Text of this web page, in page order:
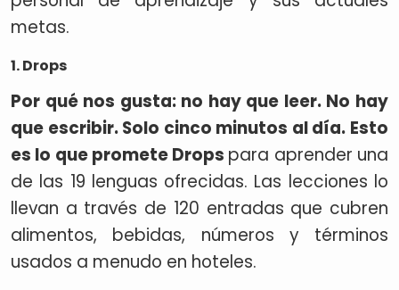
metas.
1. Drops
Por qué nos gusta: no hay que leer. No hay
que escribir. Solo cinco minutos al día. Esto
es lo que promete Drops para aprender una
de las 19 lenguas ofrecidas. Las lecciones lo
llevan a través de 120 entradas que cubren
alimentos, bebidas, números y términos
usados a menudo en hoteles.